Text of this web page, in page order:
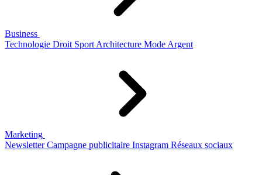
Business
Technologie Droit Sport Architecture Mode Argent
Marketing
Newsletter Campagne publicitaire Instagram Réseaux sociaux